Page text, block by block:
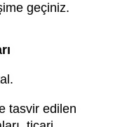
geçiniz.
tasvir edilen